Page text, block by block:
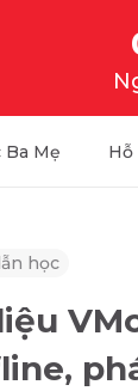
Ba Mẹ Hỗ
học